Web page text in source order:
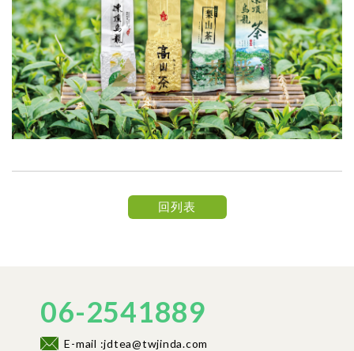
回列表
06-2541889
E-mail :jdtea@twjinda.com